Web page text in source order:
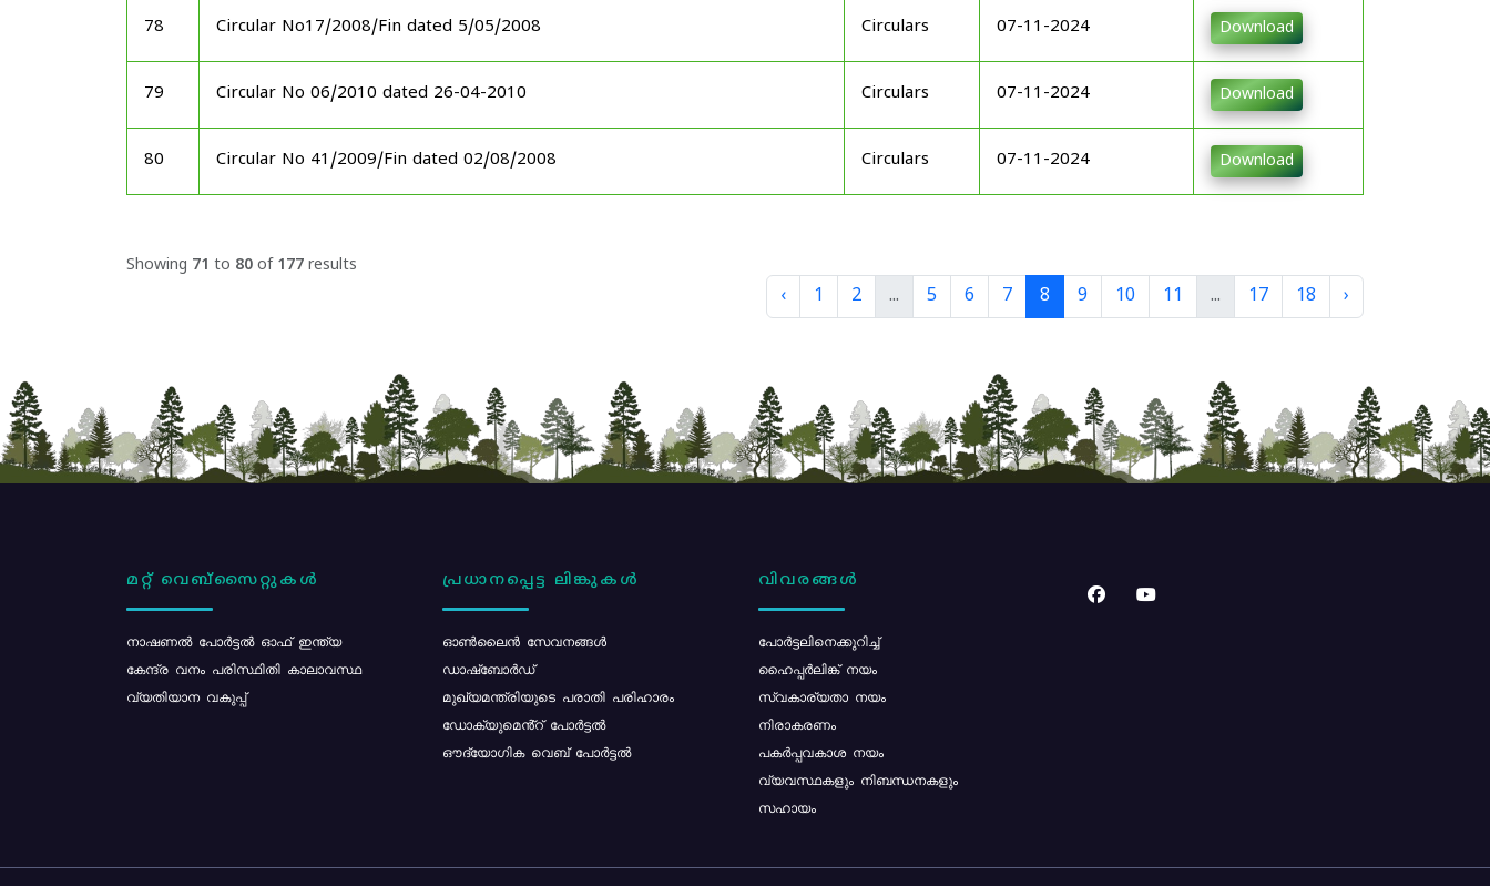
78 Circular No17/2008/Fin dated 5/05/2008 Circulars 07-11-2024 Download
79 Circular No 06/2010 dated 26-04-2010 Circulars 07-11-2024 Download
80 Circular No 41/2009/Fin dated 02/08/2008 Circulars 07-11-2024 Download
Showing 71 to 80 of 177 results
‹ 1 2 ... 5 6 7 8 9 10 11 ... 17 18 ›
മറ്റ് വെബ്സൈറ്റുകൾ
നാഷണൽ പോർട്ടൽ ഓഫ് ഇന്ത്യ
കേന്ദ്ര വനം പരിസ്ഥിതി കാലാവസ്ഥ
വ്യതിയാന വകുപ്പ്
പ്രധാനപ്പെട്ട ലിങ്കുകൾ
ഓൺലൈൻ സേവനങ്ങൾ
ഡാഷ്ബോർഡ്
മുഖ്യമന്ത്രിയുടെ പരാതി പരിഹാരം
ഡോക്യുമെൻ്റ് പോർട്ടൽ
ഔദ്യോഗിക വെബ് പോർട്ടൽ
വിവരങ്ങൾ
പോര്‍ട്ടലിനെക്കുറിച്ച്
ഹൈപ്പർലിങ്ക് നയം
സ്വകാര്യതാ നയം
നിരാകരണം
പകർപ്പവകാശ നയം
വ്യവസ്ഥകളും നിബന്ധനകളും
സഹായം